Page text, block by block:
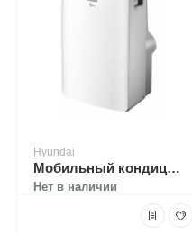
Hyundai
Мобильный кондиционер Hyundai H-AP3-09H-UI004
Нет в наличии